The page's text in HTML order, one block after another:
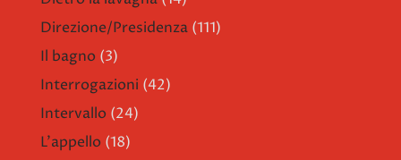
Direzione/Presidenza (111)
Il bagno (3)
Interrogazioni (42)
Intervallo (24)
L'appello (18)